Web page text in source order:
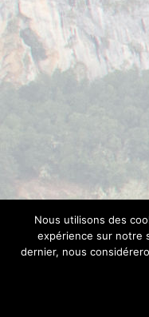
Nous utilisons des
expérience sur notre
dernier, nous